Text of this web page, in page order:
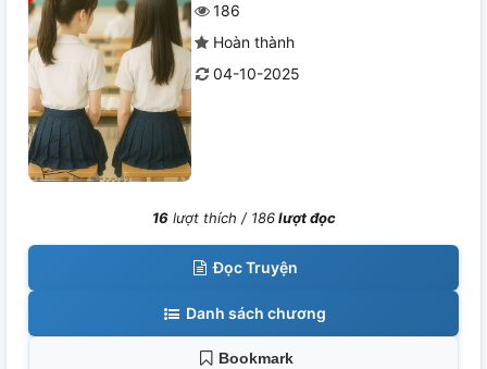
186
Hoàn thành
04-10-2025
16lượt thích / 186lượt đọc
Đọc Truyện
Danh sách chương
Bookmark